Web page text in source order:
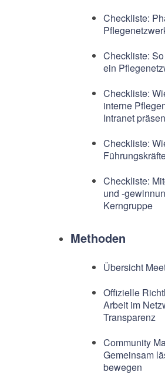
Checkliste:
Checkliste:
ein
Checkliste:
interne
Intranet
Checkliste:
Checkliste:
und -
Kerngruppe
Methoden
Übersicht
Offizielle
Arbeit im
Transparenz
Community
Gemeinsam
bewegen